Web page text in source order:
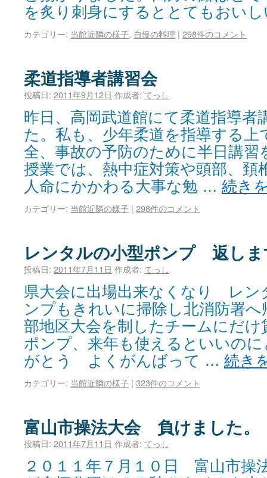
を炙り刺身にするととてもおい
カテゴリー: 当館近隣の様子, 自慢の料理 | 298件のコメント
柔道指導者講習会
投稿日: 2011年9月12日 作成者: てっし
昨日、高岡武道館にて柔道指導者
た。私も、少年柔道を指導する上
全、事故の予防のために半日講
授業では、熱中症対策や頭部、頚
人命にかかわる大事な勉 … 続き
カテゴリー: 当館近隣の様子 | 298件のコメント
レンタルの小型ポンプ 返し
投稿日: 2011年7月11日 作成者: てっし
県大会に出場出来なくなり レン
ンプもきれいに掃除し北消防署
部地区大会を制したチームにだ
ポンプ、来年も使えるといいの
がとう よくがんばって … 続き
カテゴリー: 当館近隣の様子 | 323件のコメント
富山市操法大会 負けました。
投稿日: 2011年7月11日 作成者: てっし
２０１１年７月１０日 富山市操